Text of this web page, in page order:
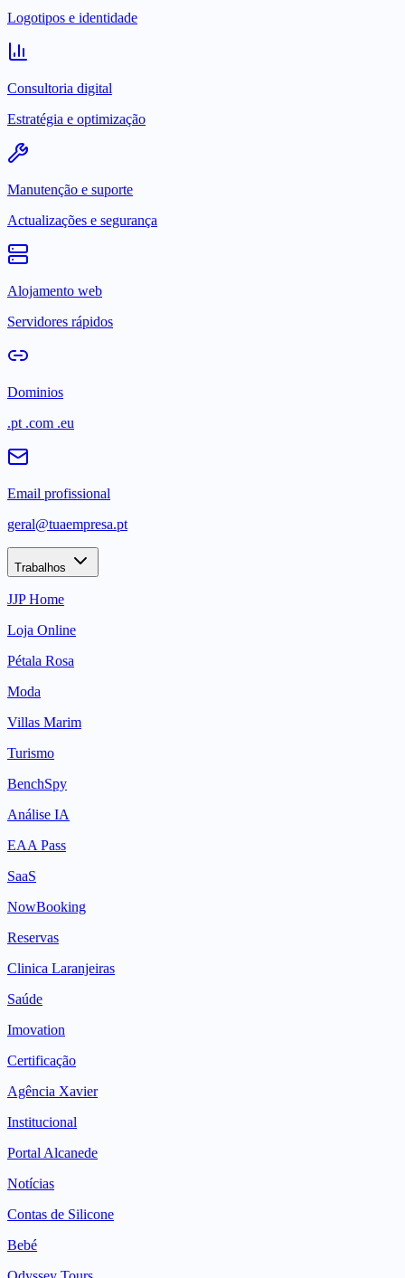
Logotipos e identidade
Consultoria digital
Estratégia e optimização
Manutenção e suporte
Actualizações e segurança
Alojamento web
Servidores rápidos
Dominios
.pt .com .eu
Email profissional
geral@tuaempresa.pt
Trabalhos
JJP Home
Loja Online
Pétala Rosa
Moda
Villas Marim
Turismo
BenchSpy
Análise IA
EAA Pass
SaaS
NowBooking
Reservas
Clinica Laranjeiras
Saúde
Imovation
Certificação
Agência Xavier
Institucional
Portal Alcanede
Notícias
Contas de Silicone
Bebé